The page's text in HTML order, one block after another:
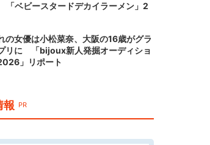
ベビースタードデカイラーメン」2
の女優は小松菜奈、大阪の16歳がグラ
リに 「bijoux新人発掘オーディショ
」リポート
報 PR